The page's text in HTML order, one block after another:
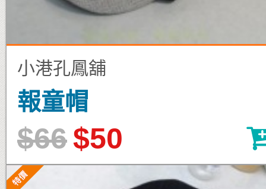
小港孔鳳舖
報童帽
$66$50